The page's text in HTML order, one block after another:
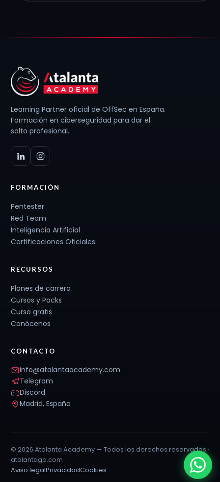
Learning Partner oficial de OffSec en España.
Formación en ciberseguridad para dar el
salto profesional.
FORMACIÓN
Pentester
Red Team
Inteligencia Artificial
Certificaciones Oficiales
RECURSOS
Planes de carrera
Cursos y Packs
Curso gratis
Conócenos
CONTACTO
info@atalantaacademy.com
Telegram
Discord
Madrid, España
© 2026 Atalanta Academy — Todos los derechos reservados ·
atalantago.com
Aviso legalPrivacidadCookies